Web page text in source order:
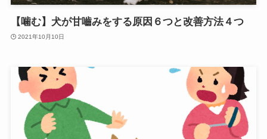
【噛む】犬が甘嚙みをする原因６つと改善方法４つ
2021年10月10日